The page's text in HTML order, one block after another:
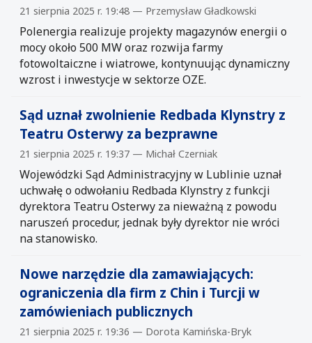
21 sierpnia 2025 r. 19:48 — Przemysław Gładkowski
Polenergia realizuje projekty magazynów energii o
mocy około 500 MW oraz rozwija farmy
fotowoltaiczne i wiatrowe, kontynuując dynamiczny
wzrost i inwestycje w sektorze OZE.
Sąd uznał zwolnienie Redbada Klynstry z
Teatru Osterwy za bezprawne
21 sierpnia 2025 r. 19:37 — Michał Czerniak
Wojewódzki Sąd Administracyjny w Lublinie uznał
uchwałę o odwołaniu Redbada Klynstry z funkcji
dyrektora Teatru Osterwy za nieważną z powodu
naruszeń procedur, jednak były dyrektor nie wróci
na stanowisko.
Nowe narzędzie dla zamawiających:
ograniczenia dla firm z Chin i Turcji w
zamówieniach publicznych
21 sierpnia 2025 r. 19:36 — Dorota Kamińska-Bryk